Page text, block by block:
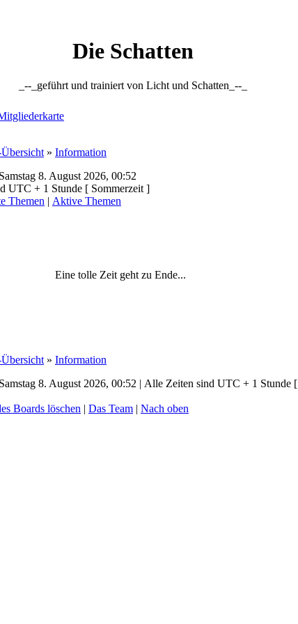
Die Schatten
_--_geführt und trainiert von Licht und Schatten_--_
» Information
8. August 2026, 00:52
UTC + 1 Stunde [ Sommerzeit ]
Themen | Aktive Themen
Eine tolle Zeit geht zu Ende...
» Information
8. August 2026, 00:52 | Alle Zeiten sind UTC + 1 Stunde [
Boards löschen | Das Team | Nach oben